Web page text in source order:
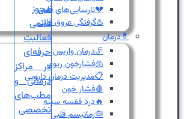
💔نارسایی‌های قلبی
♨️گرفتگی عروق قلبی
💊درمان
🦵درمان واریس
🫁فشارخون ریوی
📋مدیریت درمان دارویی
🩸فشار خون
🔥درد قفسه سینه
🦠رماتیسم قلبی